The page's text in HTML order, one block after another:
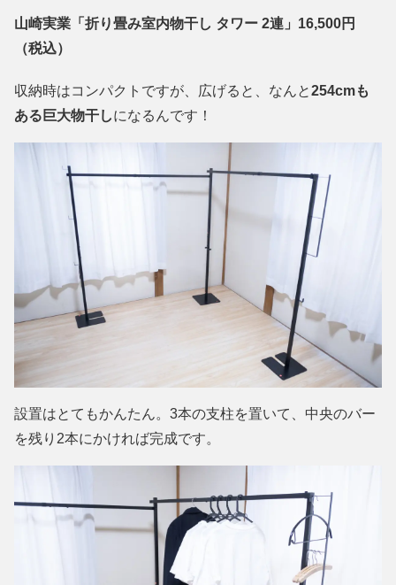
山崎実業「折り畳み室内物干し タワー 2連」16,500円
（税込）
収納時はコンパクトですが、広げると、なんと254cmも
ある巨大物干しになるんです！
設置はとてもかんたん。3本の支柱を置いて、中央のバー
を残り2本にかければ完成です。